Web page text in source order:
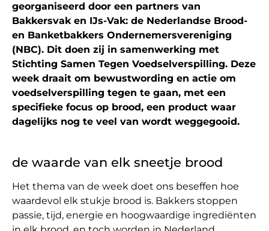
georganiseerd door een partners van
Bakkersvak en IJs-Vak: de Nederlandse Brood-
en Banketbakkers Ondernemersvereniging
(NBC). Dit doen zij in samenwerking met
Stichting Samen Tegen Voedselverspilling. Deze
week draait om bewustwording en actie om
voedselverspilling tegen te gaan, met een
specifieke focus op brood, een product waar
dagelijks nog te veel van wordt weggegooid.
de waarde van elk sneetje brood
Het thema van de week doet ons beseffen hoe
waardevol elk stukje brood is. Bakkers stoppen
passie, tijd, energie en hoogwaardige ingrediënten